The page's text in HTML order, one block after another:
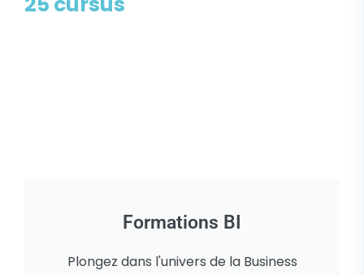
Formations BI
Plongez dans l'univers de la Business